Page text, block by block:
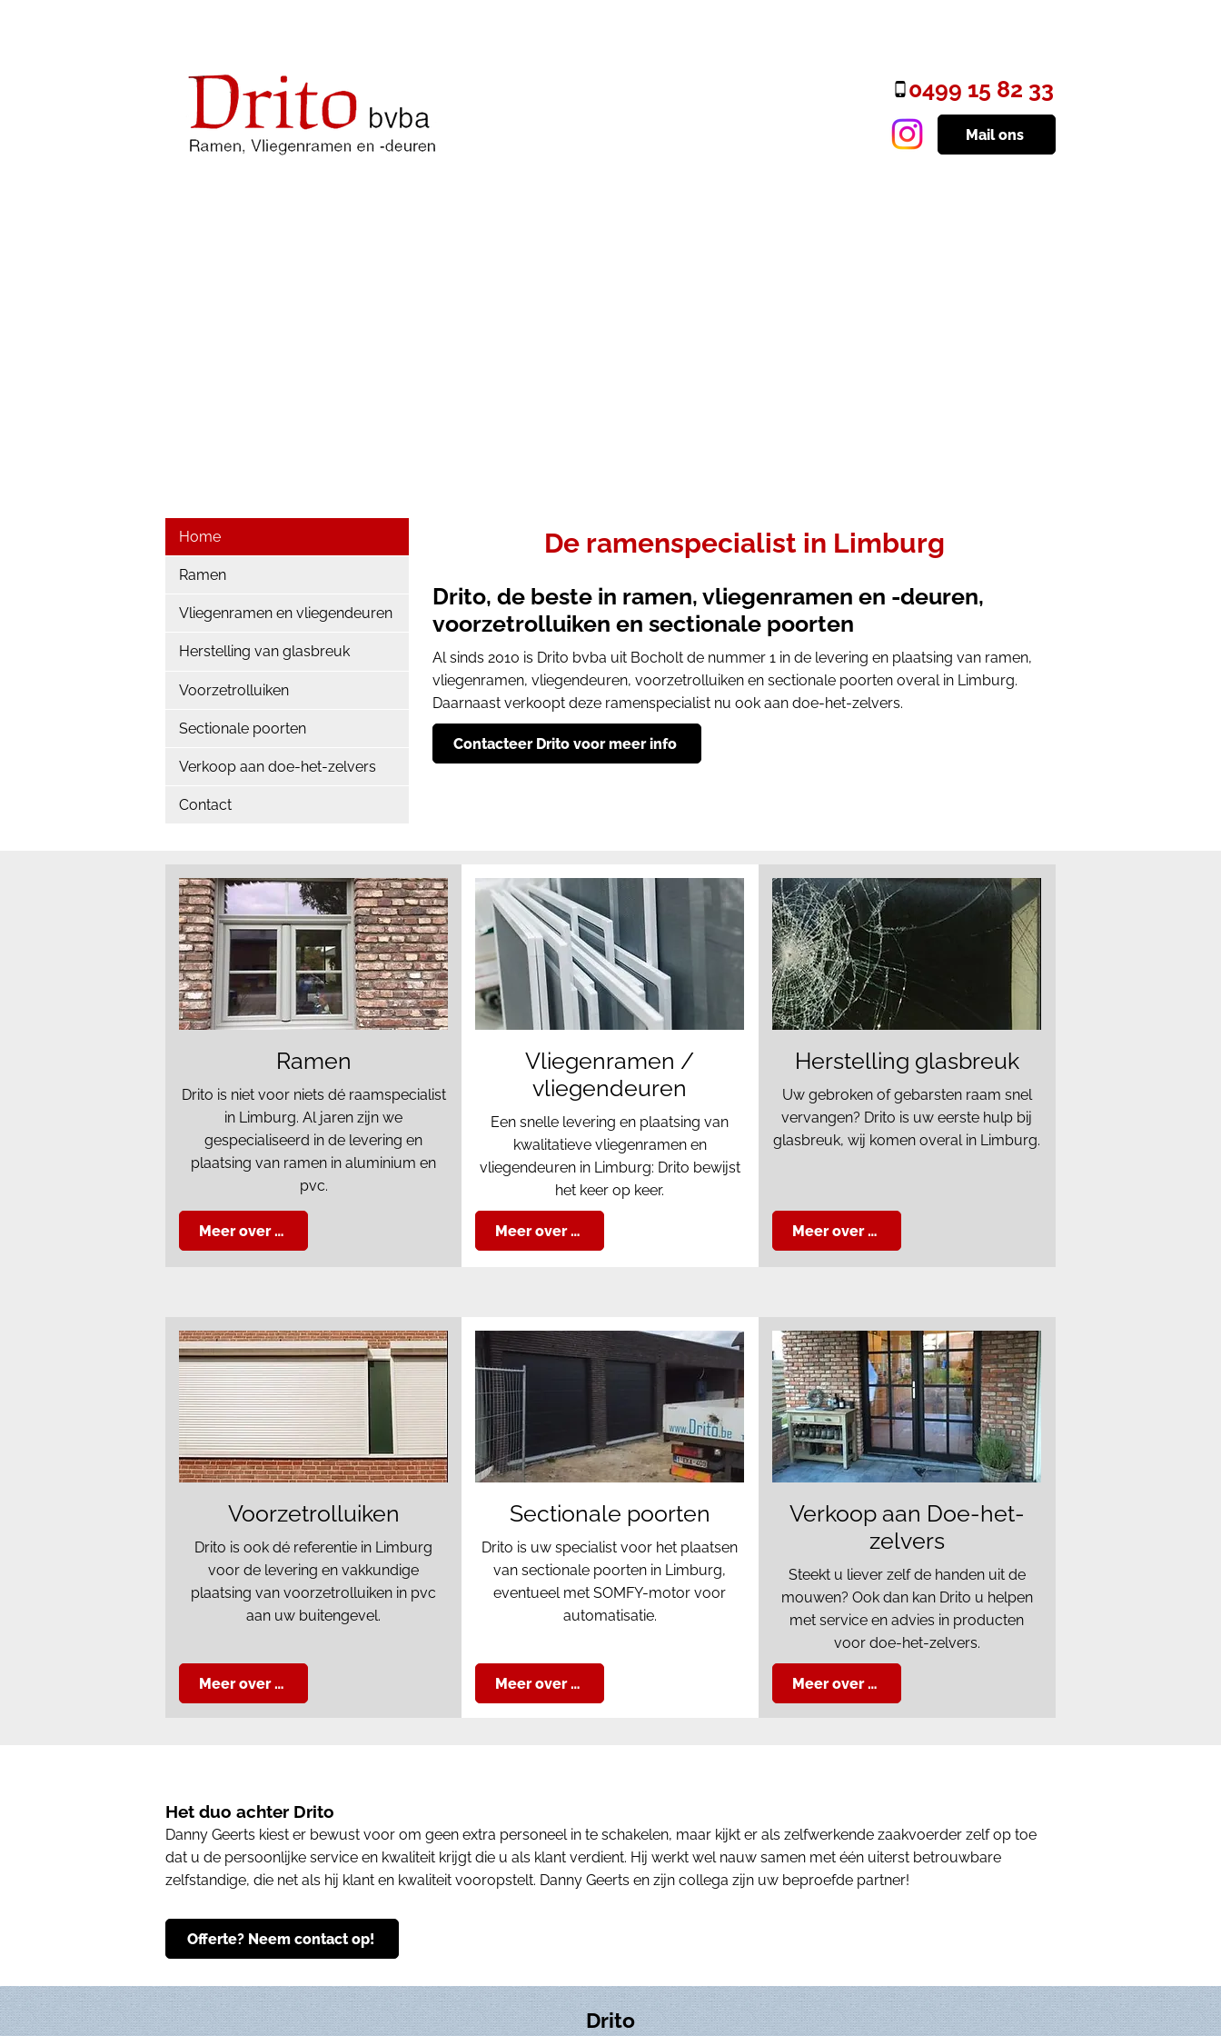
0499 15 82 33
Mail ons
Home
Ramen
Vliegenramen en vliegendeuren
Herstelling van glasbreuk
Voorzetrolluiken
Sectionale poorten
Verkoop aan doe-het-zelvers
Contact
De ramenspecialist in Limburg
Drito, de beste in ramen, vliegenramen en -deuren,
voorzetrolluiken en sectionale poorten
Al sinds 2010 is Drito bvba uit Bocholt de nummer 1 in de levering en plaatsing van ramen,
vliegenramen, vliegendeuren, voorzetrolluiken en sectionale poorten overal in Limburg.
Daarnaast verkoopt deze ramenspecialist nu ook aan doe-het-zelvers.
Contacteer Drito voor meer info
Ramen
Drito is niet voor niets dé raamspecialist
in Limburg. Al jaren zijn we
gespecialiseerd in de levering en
plaatsing van ramen in aluminium en
pvc.
Meer over …
Vliegenramen /
vliegendeuren
Een snelle levering en plaatsing van
kwalitatieve vliegenramen en
vliegendeuren in Limburg: Drito bewijst
het keer op keer.
Meer over …
Herstelling glasbreuk
Uw gebroken of gebarsten raam snel
vervangen? Drito is uw eerste hulp bij
glasbreuk, wij komen overal in Limburg.
Meer over …
Voorzetrolluiken
Drito is ook dé referentie in Limburg
voor de levering en vakkundige
plaatsing van voorzetrolluiken in pvc
aan uw buitengevel.
Meer over …
Sectionale poorten
Drito is uw specialist voor het plaatsen
van sectionale poorten in Limburg,
eventueel met SOMFY-motor voor
automatisatie.
Meer over …
Verkoop aan Doe-het-
zelvers
Steekt u liever zelf de handen uit de
mouwen? Ook dan kan Drito u helpen
met service en advies in producten
voor doe-het-zelvers.
Meer over …
Het duo achter Drito
Danny Geerts kiest er bewust voor om geen extra personeel in te schakelen, maar kijkt er als zelfwerkende zaakvoerder zelf op toe
dat u de persoonlijke service en kwaliteit krijgt die u als klant verdient. Hij werkt wel nauw samen met één uiterst betrouwbare
zelfstandige, die net als hij klant en kwaliteit vooropstelt. Danny Geerts en zijn collega zijn uw beproefde partner!
Offerte? Neem contact op!
Drito